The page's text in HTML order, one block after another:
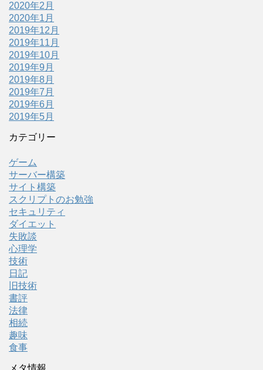
2020年2月
2020年1月
2019年12月
2019年11月
2019年10月
2019年9月
2019年8月
2019年7月
2019年6月
2019年5月
カテゴリー
ゲーム
サーバー構築
サイト構築
スクリプトのお勉強
セキュリティ
ダイエット
失敗談
心理学
技術
日記
旧技術
書評
法律
相続
趣味
食事